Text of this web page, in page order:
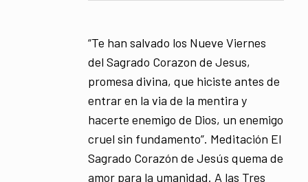
“Te han salvado los Nueve Viernes
del Sagrado Corazon de Jesus,
promesa divina, que hiciste antes de
entrar en la via de la mentira y
hacerte enemigo de Dios, un enemigo
cruel sin fundamento”. Meditación El
Sagrado Corazón de Jesús quema de
amor para la umanidad. A las Tres